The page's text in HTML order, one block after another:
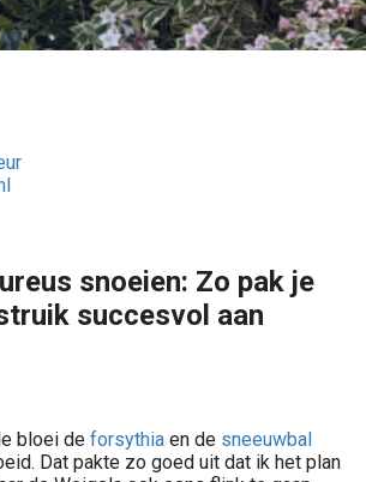
snoeien: Zo pak je
succesvol aan
bloei de forsythia en de sneeuwbal
Dat pakte zo goed uit dat ik het plan